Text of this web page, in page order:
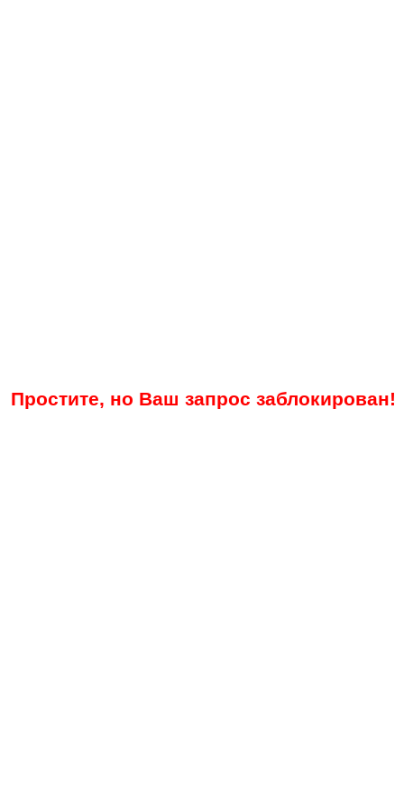
Простите, но Ваш запрос заблокирован!